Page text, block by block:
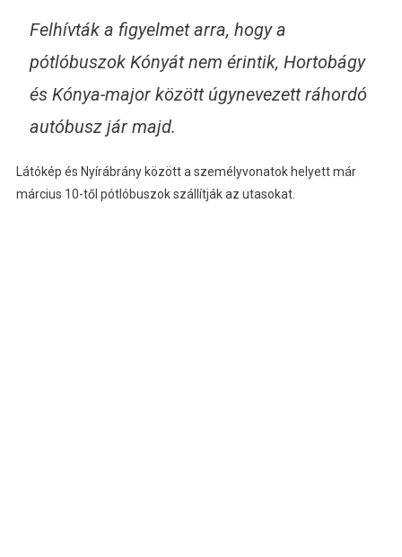
Felhívták a figyelmet arra, hogy a
pótlóbuszok Kónyát nem érintik, Hortobágy
és Kónya-major között úgynevezett ráhordó
autóbusz jár majd.
Látókép és Nyírábrány között a személyvonatok helyett már
március 10-től pótlóbuszok szállítják az utasokat.